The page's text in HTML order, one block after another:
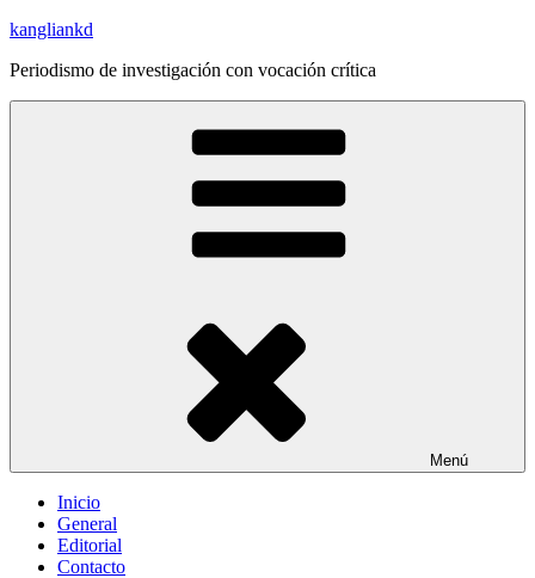
Saltar
contenido
kangliankd
Periodismo de investigación con vocación crítica
Menú
Inicio
General
Editorial
Contacto